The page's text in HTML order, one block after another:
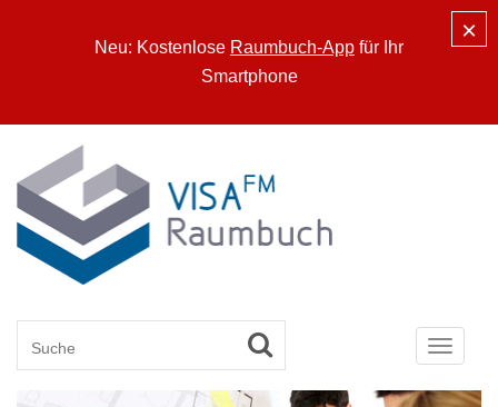
Neu: Kostenlose Raumbuch-App für Ihr
Smartphone
×
Toggle